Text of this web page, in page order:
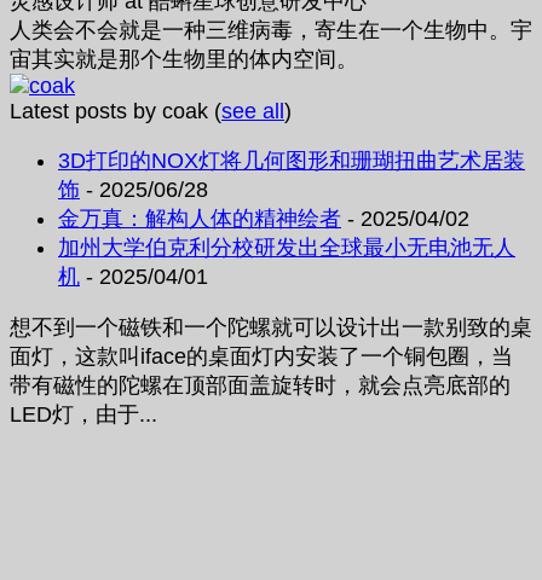
人类会不会就是一种三维病毒，寄生在一个生物中。宇
宙其实就是那个生物里的体内空间。
Latest posts by coak (see all)
3D打印的NOX灯将几何图形和珊瑚扭曲艺术居装
饰 - 2025/06/28
金万真：解构人体的精神绘者 - 2025/04/02
加州大学伯克利分校研发出全球最小无电池无人
机 - 2025/04/01
想不到一个磁铁和一个陀螺就可以设计出一款别致的桌
面灯，这款叫iface的桌面灯内安装了一个铜包圈，当
带有磁性的陀螺在顶部面盖旋转时，就会点亮底部的
LED灯，由于...